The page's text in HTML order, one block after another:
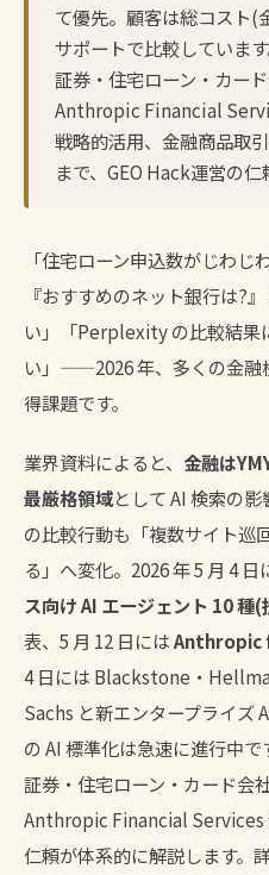
て優先。顧客は総コスト(
サポートで比較していま
証券・住宅ローン・カー
Anthropic Financial
戦略的活用、金融商品取
まで、GEO Hack運営の仁
「住宅ローン申込数がじわじ
『おすすめのネット銀行は?
い」「Perplexity の比較結果
い」——2026 年、多くの金融
得課題です。
業界資料によると、 金融は
最厳格領域として AI 検索の
の比較行動も「複数サイト巡
る」へ変化。2026 年 5 月 4
ス向け AI エージェント 10 種
表、5 月 12 日にはAnthropic
4 日には Blackstone・
Sachs と新エンタープライズ
の AI 標準化は急速に進行中
証券・住宅ローン・カード会
Anthropic Financial Services
仁頼が体系的に解説します。